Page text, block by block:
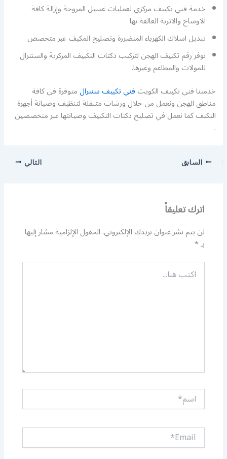
خدمة فني تكييف مركزي لعمليات غسيل المروحة وإزالة كافة
الاوساخ والاتربة العالقة بها
تبديل اسلاك الكهرباء المتضررة وتصليح المكيف عبر متخصص
نوفر رقم تكييف الهجن لتركيب دكتات التكييف المركزية والسنترال
للمولات والمطاعم وغيرها.
خدمتنا فني تكييف الكويتفني تكييف سنترالمتوفرة في كافة
مناطق الهجن ونعمل من خلال ورشات متنقلة لتنظيف وصيانة أجهزة
التكيف كما نعمل في تصليح دكتات التكييف وصيانتها عبر متخصصين
.
السابق التالي
اترك تعليقاً
لن يتم نشر عنوان بريدك الإلكتروني.الحقول الإلزامية مشار إليها
بـ*
اكتب
هنا...
اسم*
Email*